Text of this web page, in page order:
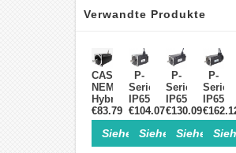
Verwandte Produkte
CASUN
NEMA34
Hybrid
Wasserdichter
Schrittmotor
IP67
9Nm
€83.79
Siehe Einzelheiten>
P-
Serie
IP65
Nema
34
Wasserdichter
Schrittmotor
€104.07
Siehe
P-
Serie
IP65
Nema
34
Wasserdichter
Schrittmotor
€130.09
Siehe
P-
Serie
IP65
Nema
34